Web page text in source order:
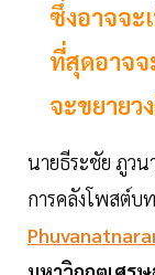
ซึ่งอาจจะ
ที่สุดอาจจ
จะขยายว
นายธีระชัย ภูวน
การคลังโพสต์บ